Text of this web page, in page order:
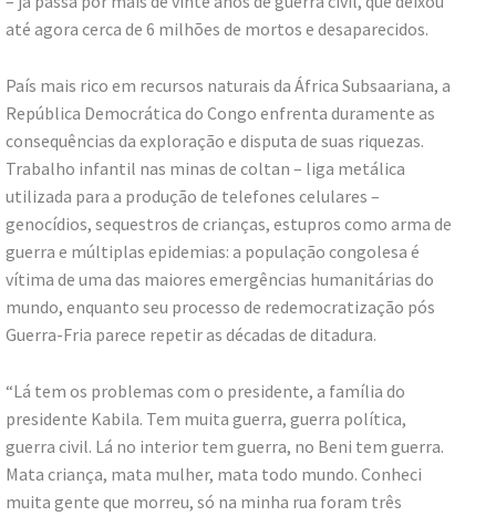
até agora cerca de 6 milhões de mortos e desaparecidos.
País mais rico em recursos naturais da África Subsaariana, a
República Democrática do Congo enfrenta duramente as
consequências da exploração e disputa de suas riquezas.
Trabalho infantil nas minas de coltan – liga metálica
utilizada para a produção de telefones celulares –
genocídios, sequestros de crianças, estupros como arma de
guerra e múltiplas epidemias: a população congolesa é
vítima de uma das maiores emergências humanitárias do
mundo, enquanto seu processo de redemocratização pós
Guerra-Fria parece repetir as décadas de ditadura.
“Lá tem os problemas com o presidente, a família do
presidente Kabila. Tem muita guerra, guerra política,
guerra civil. Lá no interior tem guerra, no Beni tem guerra.
Mata criança, mata mulher, mata todo mundo. Conheci
muita gente que morreu, só na minha rua foram três